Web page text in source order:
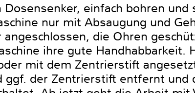
einfach bohren
nur mit Absaugung und
die Ohren
ihre gute Handhabbarkeit.
mit dem Zentrierstift
der Zentrierstift entfernt und